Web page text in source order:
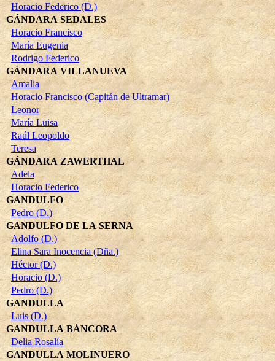
Horacio Federico (D.)
GÁNDARA SEDALES
Horacio Francisco
María Eugenia
Rodrigo Federico
GÁNDARA VILLANUEVA
Amalia
Horacio Francisco (Capitán de Ultramar)
Leonor
María Luisa
Raúl Leopoldo
Teresa
GÁNDARA ZAWERTHAL
Adela
Horacio Federico
GANDULFO
Pedro (D.)
GANDULFO DE LA SERNA
Adolfo (D.)
Elina Sara Inocencia (Dña.)
Héctor (D.)
Horacio (D.)
Pedro (D.)
GANDULLA
Luis (D.)
GANDULLA BÁNCORA
Delia Rosalía
GANDULLA MOLINUERO